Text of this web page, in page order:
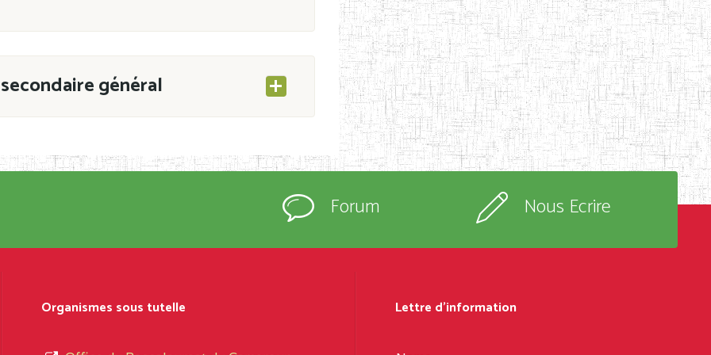
général
CAB du 21 mars 2011 portant ouverture
immatriculés et inscrits au
Forum Nous Ecrire
Organismes sous tutelle Lettre d'information